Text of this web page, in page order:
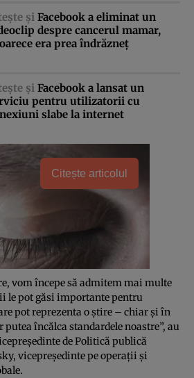
şi Facebook a eliminat un
despre cancerul mamar,
era prea îndrăzneţ
şi Facebook a lansat un
pentru utilizatorii cu
slabe la internet
Citește articolul
vom începe să admitem mai multe
le pot găsi importante pentru
pot reprezenta o ştire – chiar şi în
putea încălca standardele noastre”, au
de Politică publică
vicepreşedinte pe operaţii şi